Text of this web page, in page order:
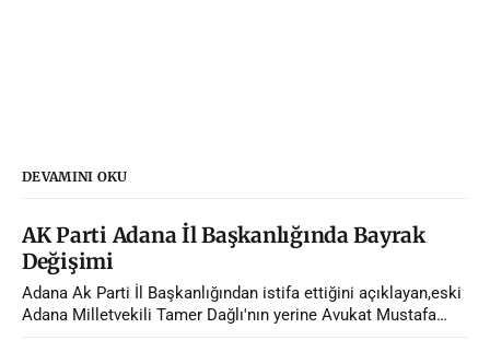
DEVAMINI OKU
AK Parti Adana İl Başkanlığında Bayrak
Değişimi
Adana Ak Parti İl Başkanlığından istifa ettiğini açıklayan,eski
Adana Milletvekili Tamer Dağlı'nın yerine Avukat Mustafa